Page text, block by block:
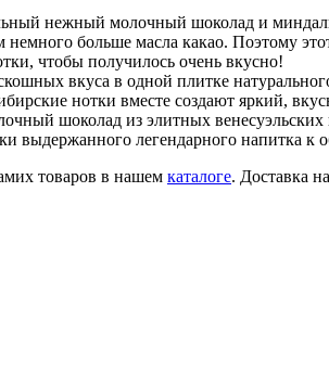
нежный молочный шоколад и
больше масла какао. Поэтому
чтобы получилось очень вкусно!
вкуса в одной плитке
нотки вместе создают яркий,
шоколад из элитных
выдержанного легендарного напитка
товаров в нашем каталоге. Доставка